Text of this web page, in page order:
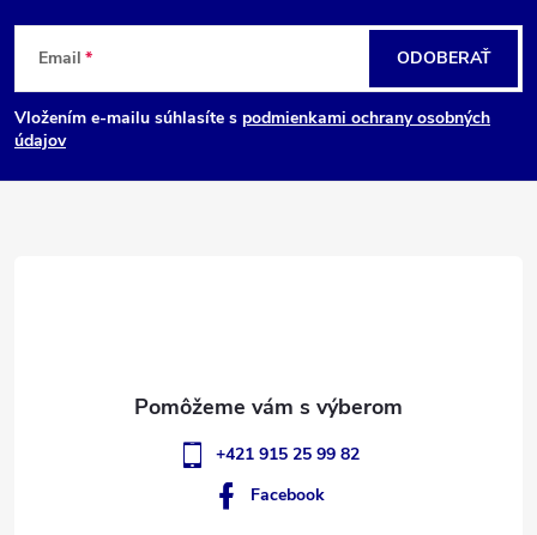
Z
á
p
Email
Vložením e-mailu súhlasíte s podmienkami ochrany osobných
údajov
ODOBERAŤ
+421 915 25 99 82
Facebook